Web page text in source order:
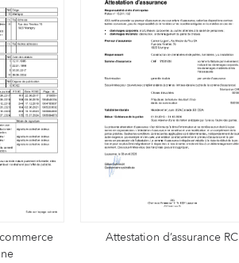
Attestation d’assurance RC